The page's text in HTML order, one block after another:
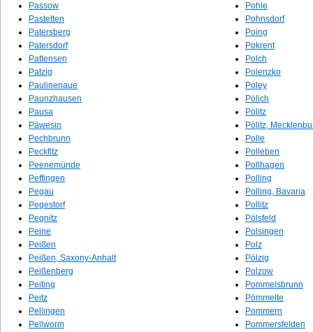
Passow
Pastetten
Patersberg
Patersdorf
Pattensen
Patzig
Paulinenaue
Paunzhausen
Pausa
Päwesin
Pechbrunn
Peckfitz
Peenemünde
Peffingen
Pegau
Pegestorf
Pegnitz
Peine
Peißen
Peißen, Saxony-Anhalt
Peißenberg
Peiting
Peitz
Pellingen
Pellworm
Pohle
Pohnsdorf
Poing
Pokrent
Polch
Polenzko
Poley
Pölich
Pölitz
Pölitz,
Polle
Polleben
Pollhagen
Polling
Polling, Bavaria
Pollitz
Pölsfeld
Polsingen
Polz
Pölzig
Polzow
Pommelsbrunn
Pömmelte
Pommern
Pommersfelden